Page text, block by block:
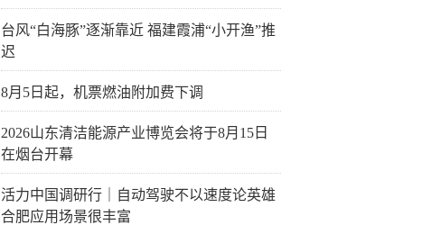
台风“白海豚”逐渐靠近 福建霞浦“小开渔”推
迟
8月5日起，机票燃油附加费下调
2026山东清洁能源产业博览会将于8月15日
在烟台开幕
活力中国调研行｜自动驾驶不以速度论英雄
合肥应用场景很丰富